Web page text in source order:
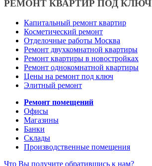
РЕМОНТ КВАРТИР ПОД КЛЮЧ
Капитальный ремонт квартир
Косметический ремонт
Отделочные работы Москва
Ремонт двухкомнатной квартиры
Ремонт квартиры в новостройках
Ремонт однокомнатной квартиры
Цены на ремонт под ключ
Элитный ремонт
Ремонт помещений
Офисы
Магазины
Банки
Склады
Производственные помещения
Что Вы получите обратившись к нам?